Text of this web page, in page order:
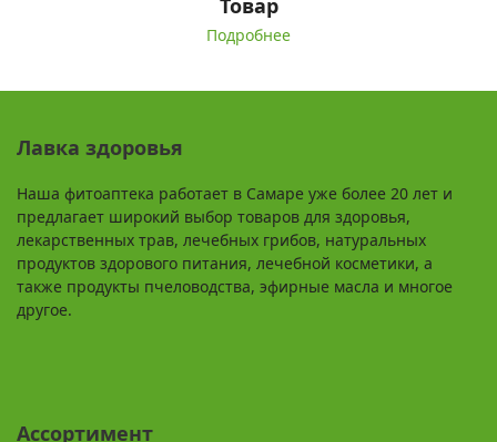
Товар
Подробнее
Лавка здоровья
Наша фитоаптека работает в Самаре уже более 20 лет и
предлагает широкий выбор товаров для здоровья,
лекарственных трав, лечебных грибов, натуральных
продуктов здорового питания, лечебной косметики, а
также продукты пчеловодства, эфирные масла и многое
другое.
Ассортимент